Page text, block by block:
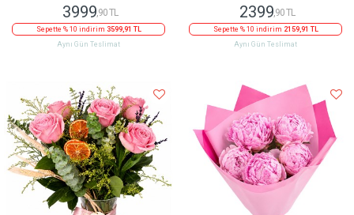
3999,90 TL
Sepette % 10 indirim 3599,91 TL
Aynı Gün Teslimat
2399,90 TL
Sepette % 10 indirim 2159,91 TL
Aynı Gün Teslimat